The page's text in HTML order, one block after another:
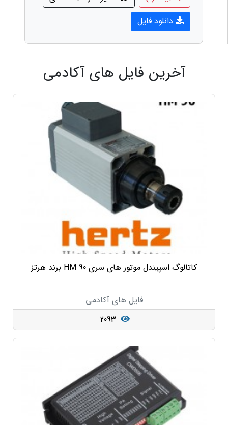
آخرین فایل های آکادمی
کاتالوگ اسپیندل موتور های سری HM 90 برند هرتز
فایل های آکادمی
2093